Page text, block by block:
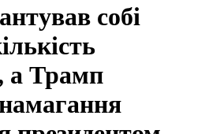
собі
а Трамп